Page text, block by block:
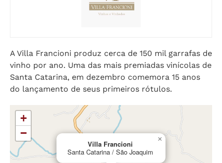
A Villa Francioni produz cerca de 150 mil garrafas de
vinho por ano. Uma das mais premiadas vinícolas de
Santa Catarina, em dezembro comemora 15 anos
do lançamento de seus primeiros rótulos.
Villa Francioni
Santa Catarina / São Joaquim
×
+
−